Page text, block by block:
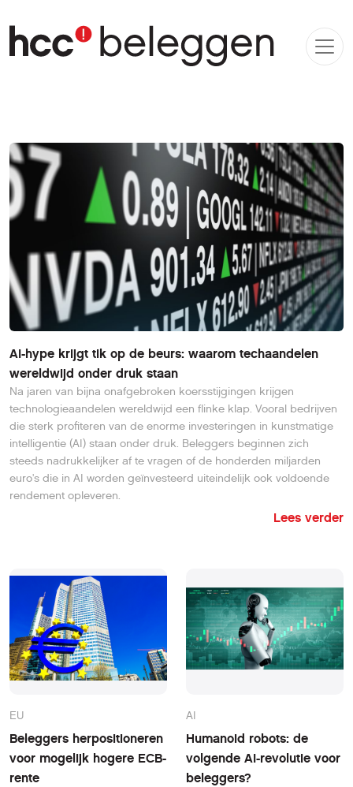
AI-hype krijgt tik op de beurs: waarom techaandelen
wereldwijd onder druk staan
Na jaren van bijna onafgebroken koersstijgingen krijgen
technologieaandelen wereldwijd een flinke klap. Vooral bedrijven
die sterk profiteren van de enorme investeringen in kunstmatige
intelligentie (AI) staan onder druk. Beleggers beginnen zich
steeds nadrukkelijker af te vragen of de honderden miljarden
euro's die in AI worden geïnvesteerd uiteindelijk ook voldoende
rendement opleveren.
Lees verder
EU
Beleggers herpositioneren
voor mogelijk hogere ECB-
rente
AI
Humanoid robots: de
volgende AI-revolutie voor
beleggers?